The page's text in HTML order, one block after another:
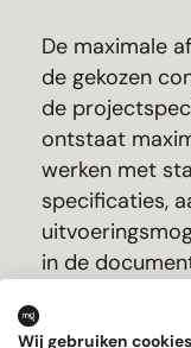
De maximale
de gekozen
de
ontstaat
werken met
specificaties,
in de
Wij gebruiken cookies